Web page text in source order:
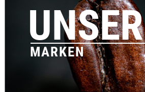
MARKEN